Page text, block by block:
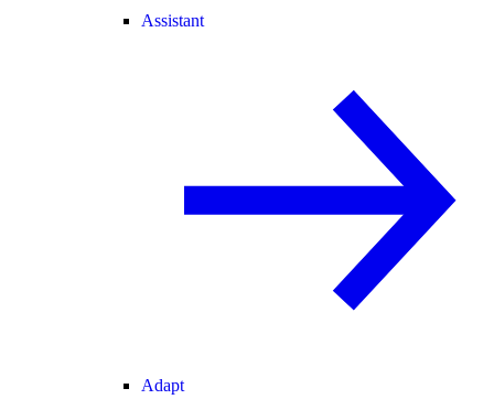
Assistant
Adapt